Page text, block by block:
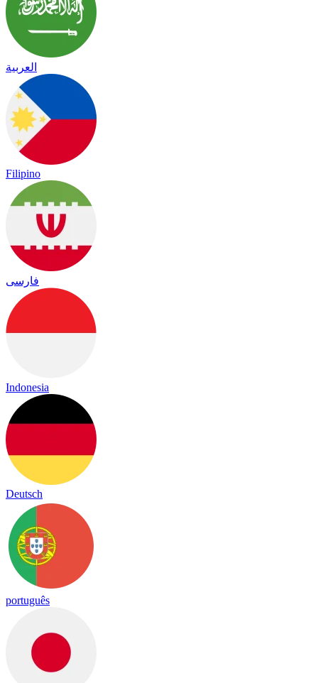
العربية
Filipino
فارسی
Indonesia
Deutsch
português